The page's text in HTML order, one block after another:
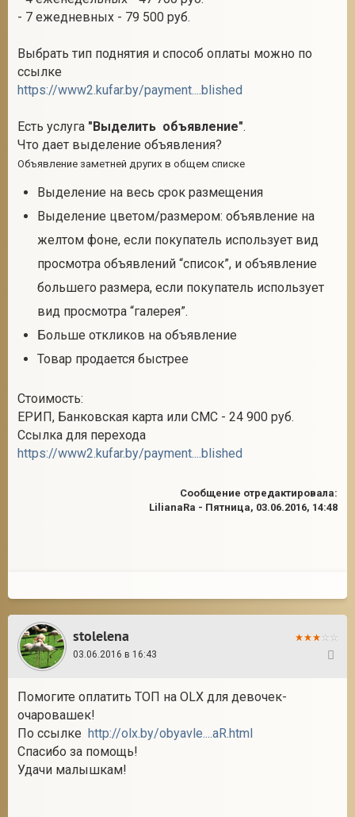
- 7 ежедневных - 79 500 руб.
Выбрать тип поднятия и способ оплаты можно по
ссылке
https://www2.kufar.by/payment....blished
Есть услуга "Выделить объявление".
Что дает выделение объявления?
Объявление заметней других в общем списке
Выделение на весь срок размещения
Выделение цветом/размером: объявление на
желтом фоне, если покупатель использует вид
просмотра объявлений “список”, и объявление
большего размера, если покупатель использует
вид просмотра “галерея”.
Больше откликов на объявление
Товар продается быстрее
Стоимость:
ЕРИП, Банковская карта или СМС - 24 900 руб.
Ссылка для перехода
https://www2.kufar.by/payment....blished
Сообщение отредактировала:
LilianaRa - Пятница, 03.06.2016, 14:48
stolelena
03.06.2016 в 16:43
Помогите оплатить ТОП на OLX для девочек-
очаровашек!
По ссылке http://olx.by/obyavle....aR.html
Спасибо за помощь!
Удачи малышкам!